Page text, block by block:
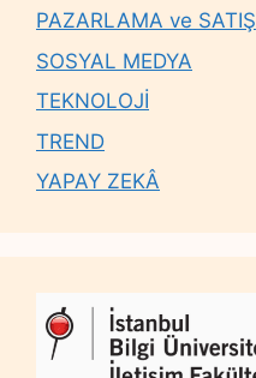
PAZARLAMA ve SATIŞ
SOSYAL MEDYA
TEKNOLOJİ
TREND
YAPAY ZEKÂ